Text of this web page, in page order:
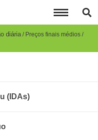
diária Preços finais médios
(IDAs)